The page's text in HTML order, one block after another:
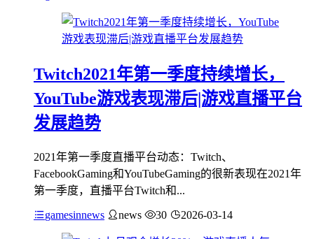
Twitch2021年第一季度持续增长，
YouTube游戏表现滞后|游戏直播平台
发展趋势
2021年第一季度直播平台动态：Twitch、
FacebookGaming和YouTubeGaming的很新表现在2021年
第一季度，直播平台Twitch和...
gamesinnews news 30 2026-03-14